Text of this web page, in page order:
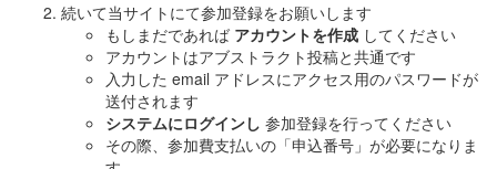
続いて当サイトにて参加登録をお願いします
もしまだであれば アカウントを作成 してください
アカウントはアブストラクト投稿と共通です
入力した email アドレスにアクセス用のパスワードが
送付されます
システムにログインし 参加登録を行ってください
その際、参加費支払いの「申込番号」が必要になりま